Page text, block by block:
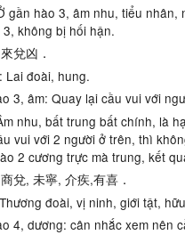
gần hào 3, âm nhu, tiểu
không bị hối hận.
兌凶．
Lai đoài, hung.
3, âm: Quay lại cầu vui với
nhu, bất trung bất chính, là
vui với 2 người ở trên, thì
2 cương trực mà trung, kết
兌, 未寧, 介疾,有喜．
đoài, vị ninh, giới tật,
4, dương: cân nhắc xem nên